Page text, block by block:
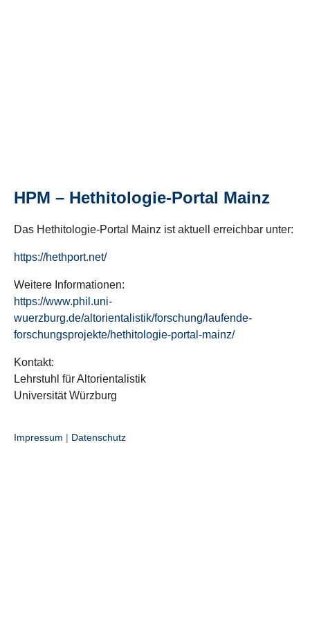
HPM – Hethitologie-Portal Mainz
Das Hethitologie-Portal Mainz ist aktuell erreichbar unter:
https://hethport.net/
Weitere Informationen:
https://www.phil.uni-
wuerzburg.de/altorientalistik/forschung/laufende-
forschungsprojekte/hethitologie-portal-mainz/
Kontakt:
Lehrstuhl für Altorientalistik
Universität Würzburg
Impressum | Datenschutz